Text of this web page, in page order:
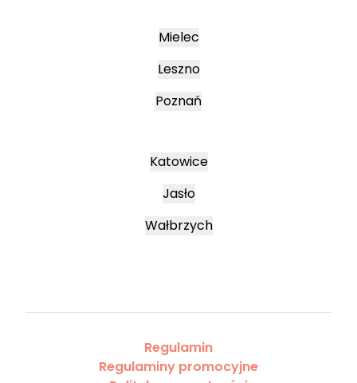
Mielec
Leszno
Poznań
Katowice
Jasło
Wałbrzych
Regulamin
Regulaminy promocyjne